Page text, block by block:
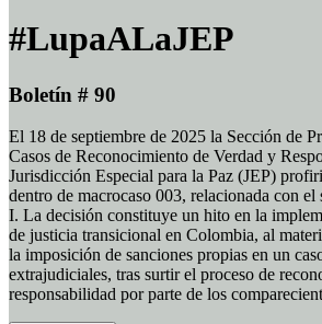
#LupaALaJEP
Boletín # 90
El 18 de septiembre de 2025 la Sección de
Casos de Reconocimiento de Verdad y
Jurisdicción Especial para la Paz (JEP)
dentro de macrocaso 003, relacionada con el
I. La decisión constituye un hito en la
de justicia transicional en Colombia, al
la imposición de sanciones propias en un
extrajudiciales, tras surtir el proceso de
responsabilidad por parte de los